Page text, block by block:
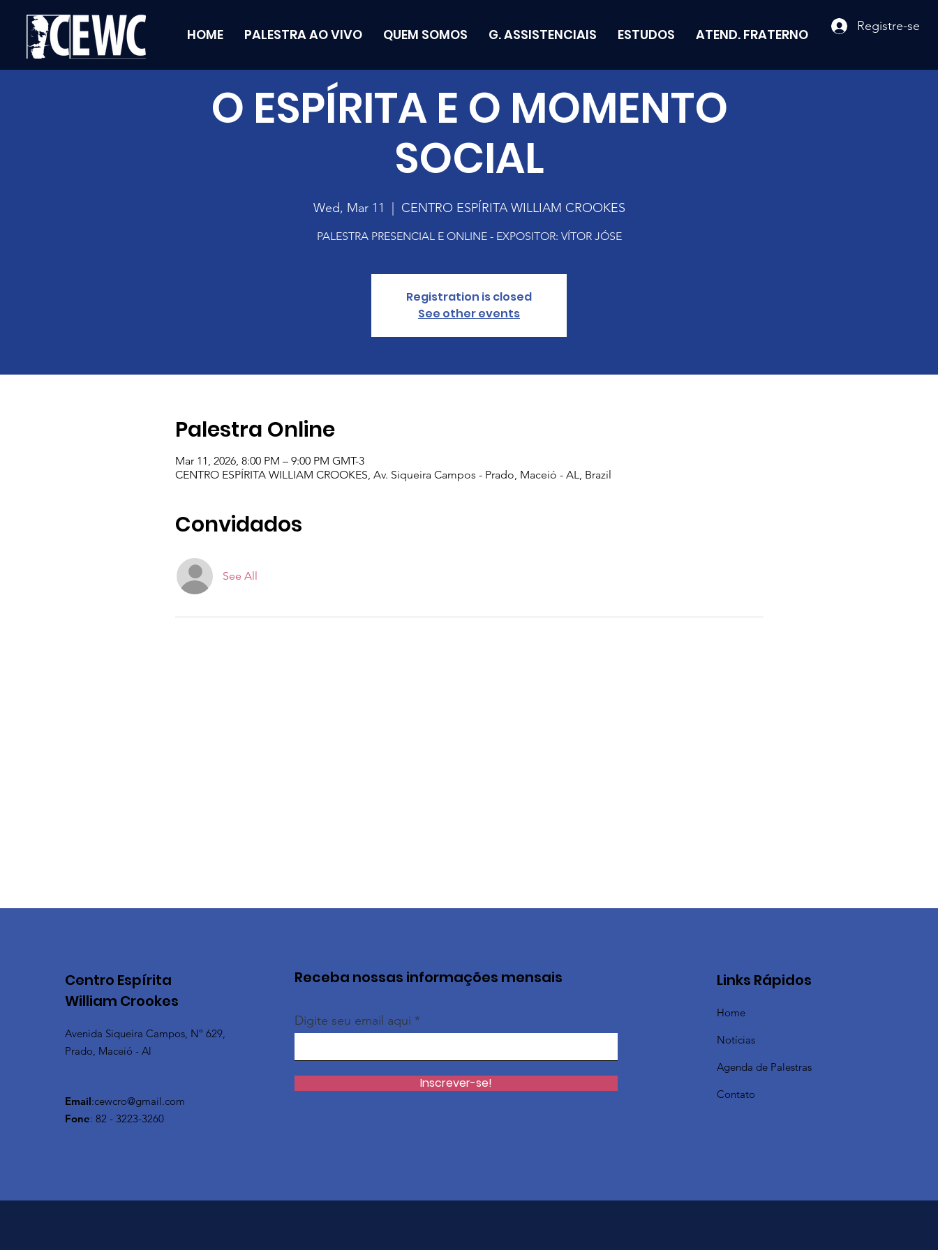
HOME PALESTRA AO VIVO QUEM SOMOS G. ASSISTENCIAIS ESTUDOS ATEND. FRATERNO
Registre-se
O ESPÍRITA E O MOMENTO
SOCIAL
Wed, Mar 11 CENTRO ESPÍRITA WILLIAM CROOKES
PALESTRA PRESENCIAL E ONLINE - EXPOSITOR: VÍTOR JÓSE
Registration is closed
See other events
Palestra Online
Mar 11, 2026, 8:00 PM – 9:00 PM GMT-3
CENTRO ESPÍRITA WILLIAM CROOKES, Av. Siqueira Campos - Prado, Maceió - AL, Brazil
Convidados
See All
Centro Espírita
William Crookes
Avenida Siqueira Campos, Nº 629,
Prado, Maceió - Al
Email:cewcro@gmail.com
Fone: 82 - 3223-3260
Receba nossas informações mensais
Digite seu email aqui
Inscrever-se!
Links Rápidos
Home
Notícias
Agenda de Palestras
Contato